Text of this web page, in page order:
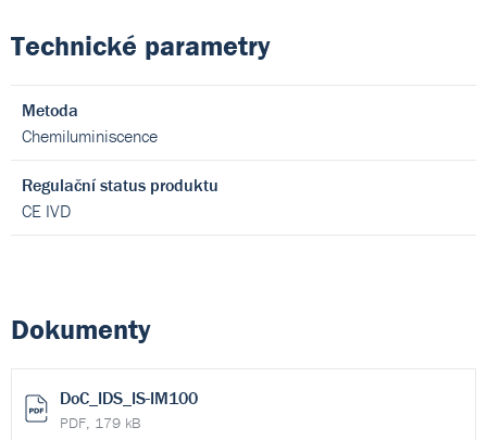
Technické parametry
Metoda
Chemiluminiscence
Regulační status produktu
CE IVD
Dokumenty
DoC_IDS_IS-IM100
PDF, 179 kB